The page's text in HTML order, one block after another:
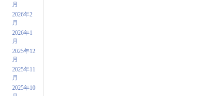
月
2026年2
月
2026年1
月
2025年12
月
2025年11
月
2025年10